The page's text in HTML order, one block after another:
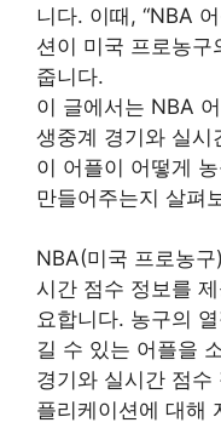
니다. 이때, “NBA
션이 미국 프로농
줍니다.
이 글에서는 NBA
생중계 경기와 실시
이 어플이 어떻게
만들어주는지 살펴
NBA(미국 프로농
시간 점수 정보를
요합니다. 농구의
길 수 있는 어플을
경기와 실시간 점수
플리케이션에 대해